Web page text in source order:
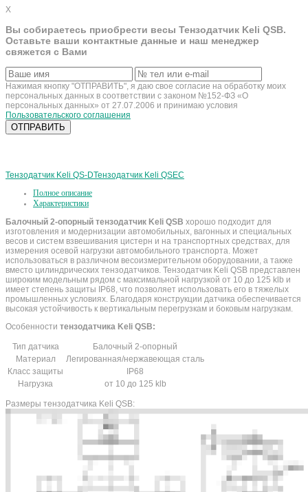
X
Вы собираетесь приобрести весы Тензодатчик Keli QSB.
Оставьте ваши контактные данные и наш менеджер
свяжется с Вами
Нажимая кнопку "ОТПРАВИТЬ", я даю свое согласие на обработку моих
персональных данных в соответствии с законом №152-ФЗ «О
персональных данных» от 27.07.2006 и принимаю условия
Пользовательского соглашения
Тензодатчик Keli QS-DТензодатчик Keli QSEC
Полное описание
Характеристики
Балочный 2-опорный тензодатчик Keli QSB хорошо подходит для
изготовления и модернизации автомобильных, вагонных и специальных
весов и систем взвешивания цистерн и на транспортных средствах, для
измерения осевой нагрузки автомобильного транспорта. Может
использоваться в различном весоизмерительном оборудовании, а также
вместо цилиндрических тензодатчиков. Тензодатчик Keli QSB представлен
широким модельным рядом с максимальной нагрузкой от 10 до 125 klb и
имеет степень защиты IP68, что позволяет использовать его в тяжелых
промышленных условиях. Благодаря конструкции датчика обеспечивается
высокая устойчивость к вертикальным перегрузкам и боковым нагрузкам.
Особенности тензодатчика Keli QSB:
Тип датчика
Балочный 2-опорный
Материал
Легированная/нержавеющая сталь
Класс защиты
IP68
Нагрузка
от 10 до 125 klb
Размеры тензодатчика Keli QSB: